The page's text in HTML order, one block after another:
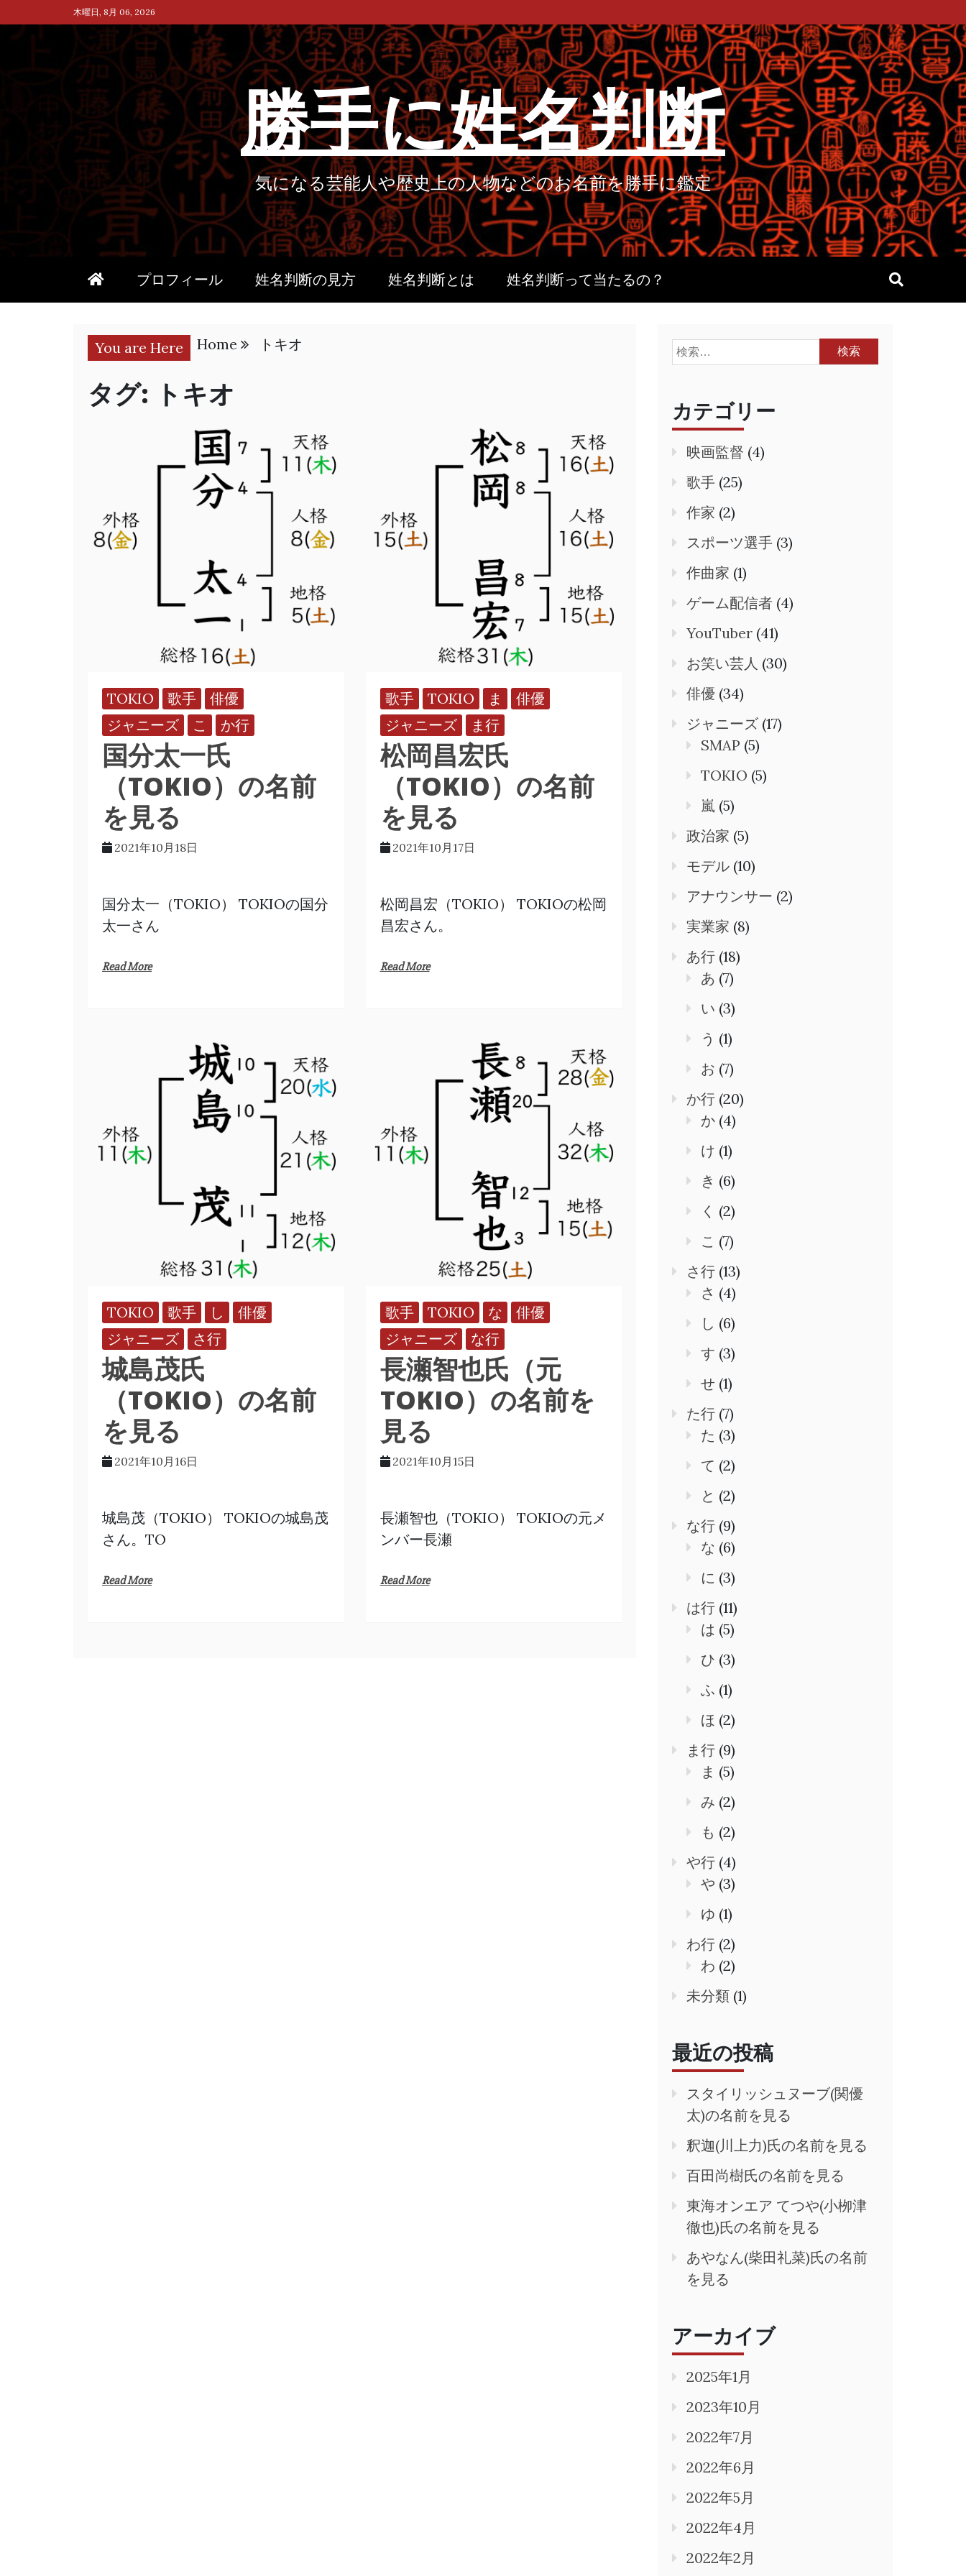
木曜日, 8月 06, 2026
勝手に姓名判断
気になる芸能人や歴史上の人物などのお名前を勝手に鑑定
プロフィール 姓名判断の見方 姓名判断とは 姓名判断って当たるの？
You are Here Home トキオ
タグ: トキオ
TOKIO 歌手
俳優
ジャニーズ
こ か行
国分太一氏
（TOKIO）の名前
を見る
2021年10月18日
国分太一（TOKIO） TOKIOの国分
太一さん
Read More
歌手 TOKIO ま
俳優
ジャニーズ
ま行
松岡昌宏氏
（TOKIO）の名前
を見る
2021年10月17日
松岡昌宏（TOKIO） TOKIOの松岡
昌宏さん。
Read More
TOKIO 歌手 し
俳優
ジャニーズ
さ行
城島茂氏
（TOKIO）の名前
を見る
2021年10月16日
城島茂（TOKIO） TOKIOの城島茂
さん。TO
Read More
歌手 TOKIO な
俳優
ジャニーズ
な行
長瀬智也氏（元
TOKIO）の名前を
見る
2021年10月15日
長瀬智也（TOKIO） TOKIOの元メ
ンバー長瀬
Read More
検
カテゴリー
映画監督 (4)
歌手 (25)
作家 (2)
スポーツ選手 (3)
作曲家 (1)
ゲーム配信者 (4)
YouTuber (41)
お笑い芸人 (30)
俳優 (34)
ジャニーズ (17)
SMAP (5)
TOKIO (5)
嵐 (5)
政治家 (5)
モデル (10)
アナウンサー (2)
実業家 (8)
あ行 (18)
あ (7)
い (3)
う (1)
お (7)
か行 (20)
か (4)
け (1)
き (6)
く (2)
こ (7)
さ行 (13)
さ (4)
し (6)
す (3)
せ (1)
た行 (7)
た (3)
て (2)
と (2)
な行 (9)
な (6)
に (3)
は行 (11)
は (5)
ひ (3)
ふ (1)
ほ (2)
ま行 (9)
ま (5)
み (2)
も (2)
や行 (4)
や (3)
ゆ (1)
わ行 (2)
わ (2)
未分類 (1)
最近の投稿
スタイリッシュヌーブ(関優
太)の名前を見る
釈迦(川上力)氏の名前を見る
百田尚樹氏の名前を見る
東海オンエア てつや(小栁津
徹也)氏の名前を見る
あやなん(柴田礼菜)氏の名前
を見る
アーカイブ
2025年1月
2023年10月
2022年7月
2022年6月
2022年5月
2022年4月
2022年2月